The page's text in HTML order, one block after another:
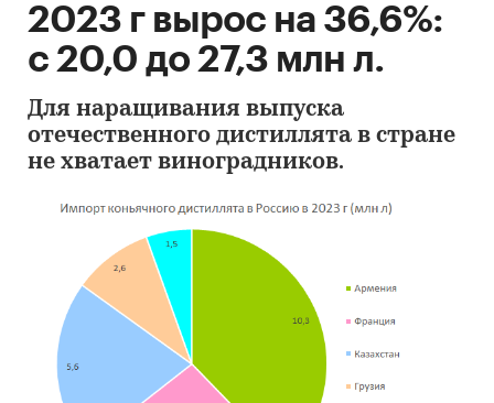
2023 г вырос на 36,6%:
с 20,0 до 27,3 млн л.
Для наращивания выпуска
отечественного дистиллята в стране
не хватает виноградников.